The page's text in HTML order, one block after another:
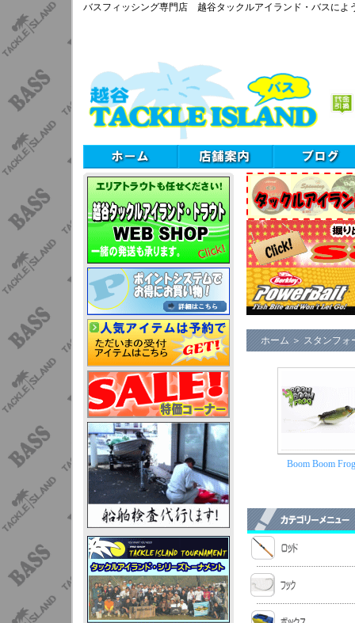
バスフィッシング専門店 越谷タックルアイランド・バスによ
ホーム ＞ スタンフォ
Boom Boom Frog